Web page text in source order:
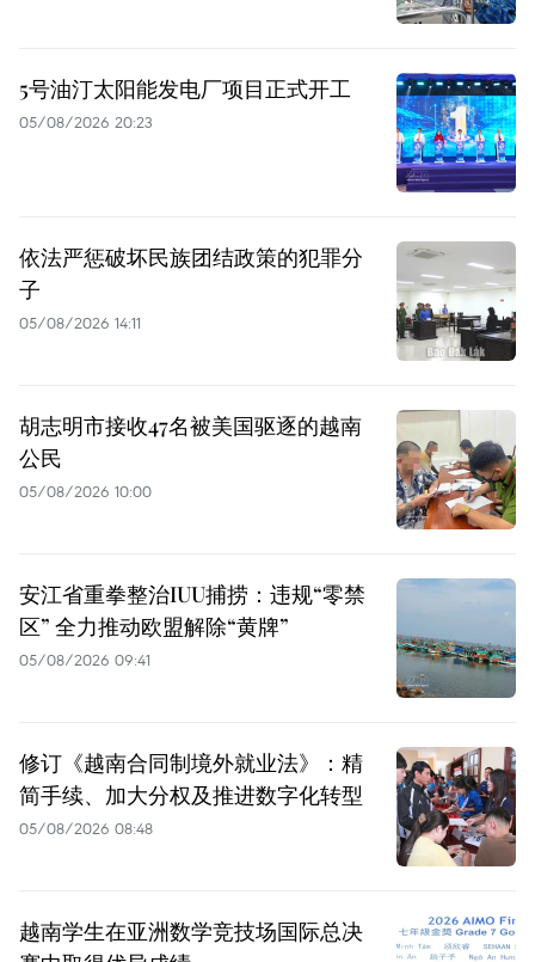
5号油汀太阳能发电厂项目正式开工
05/08/2026 20:23
依法严惩破坏民族团结政策的犯罪分
子
05/08/2026 14:11
胡志明市接收47名被美国驱逐的越南
公民
05/08/2026 10:00
安江省重拳整治IUU捕捞：违规“零禁
区” 全力推动欧盟解除“黄牌”
05/08/2026 09:41
修订《越南合同制境外就业法》：精
简手续、加大分权及推进数字化转型
05/08/2026 08:48
越南学生在亚洲数学竞技场国际总决